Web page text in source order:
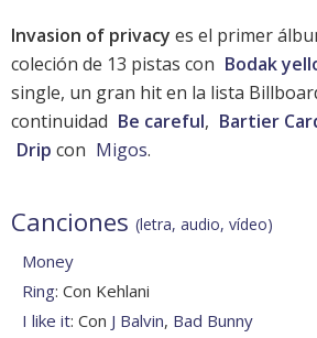
Invasion of privacy es el primer
coleción de 13 pistas con Bodak
single, un gran hit en la lista
continuidad Be careful, Bartier
Drip con Migos.
Canciones (letra, audio, vídeo)
Money
Ring: Con Kehlani
I like it: Con J Balvin, Bad Bunny